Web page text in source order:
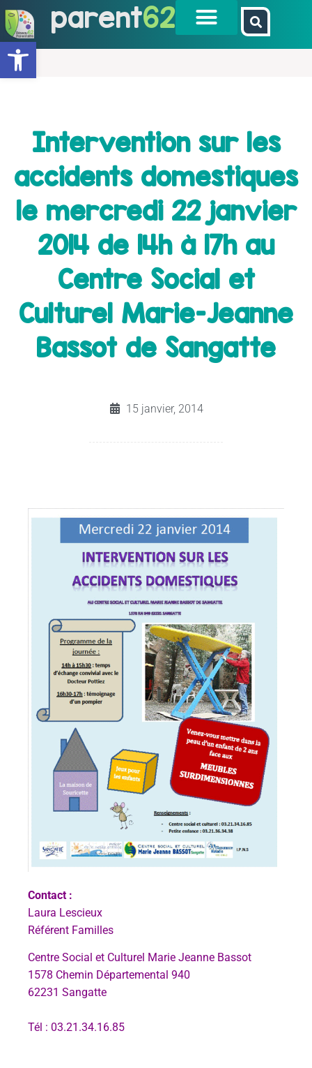
Ouvrir la barre d’outils
parent62
Intervention sur les
accidents domestiques
le mercredi 22 janvier
2014 de 14h à 17h au
Centre Social et
Culturel Marie-Jeanne
Bassot de Sangatte
15 janvier, 2014
Contact :
Laura Lescieux
Référent Familles
Centre Social et Culturel Marie Jeanne Bassot
1578 Chemin Départemental 940
62231 Sangatte
Tél : 03.21.34.16.85